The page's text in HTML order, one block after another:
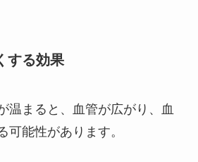
する効果
温まると、血管が広がり、血
可能性があります。